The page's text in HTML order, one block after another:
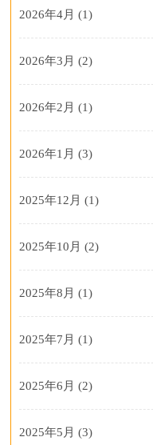
2026年4月 (1)
2026年3月 (2)
2026年2月 (1)
2026年1月 (3)
2025年12月 (1)
2025年10月 (2)
2025年8月 (1)
2025年7月 (1)
2025年6月 (2)
2025年5月 (3)